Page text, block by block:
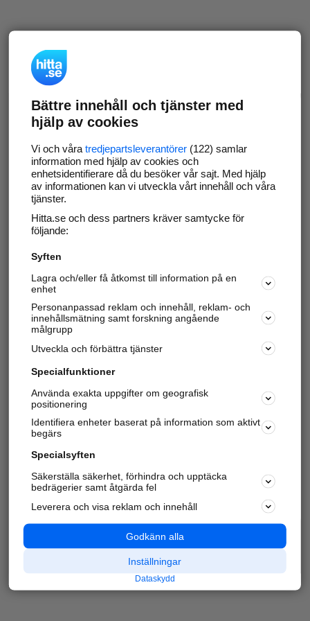
Bättre innehåll och tjänster med
hjälp av cookies
Vi och våra tredjepartsleverantörer(122) samlar
information med hjälp av cookies och
enhetsidentifierare då du besöker vår sajt. Med hjälp
av informationen kan vi utveckla vårt innehåll och våra
tjänster.
Hitta.se och dess partners kräver samtycke för
följande:
Syften
Lagra och/eller få åtkomst till information på en
enhet
Personanpassad reklam och innehåll, reklam- och
innehållsmätning samt forskning angående
målgrupp
Utveckla och förbättra tjänster
Specialfunktioner
Använda exakta uppgifter om geografisk
positionering
Identifiera enheter baserat på information som aktivt
begärs
Specialsyften
Säkerställa säkerhet, förhindra och upptäcka
bedrägerier samt åtgärda fel
Leverera och visa reklam och innehåll
Godkänn alla
Inställningar
Dataskydd